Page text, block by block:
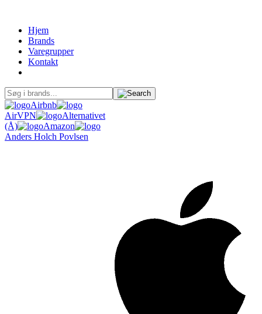
Hjem
Brands
Varegrupper
Kontakt
Airbnb
AirVPN
Alternativet
(Å)
Amazon
Anders Holch Povlsen